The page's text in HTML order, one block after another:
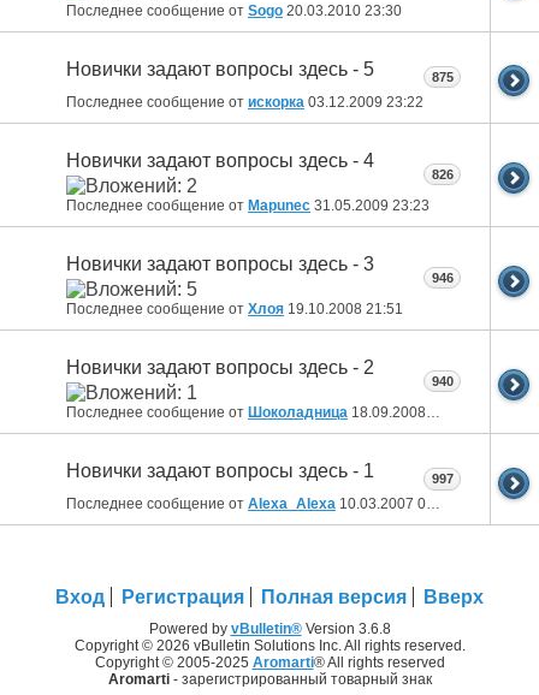
Последнее сообщение от Sogo 20.03.2010 23:30
Новички задают вопросы здесь - 5
Последнее сообщение от искорка 03.12.2009 23:22
875
Новички задают вопросы здесь - 4
Последнее сообщение от Mapunec 31.05.2009 23:23
826
Новички задают вопросы здесь - 3
Последнее сообщение от Хлоя 19.10.2008 21:51
946
Новички задают вопросы здесь - 2
Последнее сообщение от Шоколадница 18.09.2008 17:20
940
Новички задают вопросы здесь - 1
Последнее сообщение от Alexa_Alexa 10.03.2007 09:11
997
Вход Регистрация Полная версия Вверх
Powered by vBulletin®Version 3.6.8
Copyright © 2026 vBulletin Solutions Inc. All rights reserved.
Copyright © 2005-2025 Aromarti® All rights reserved
Aromarti- зарегистрированный товарный знак